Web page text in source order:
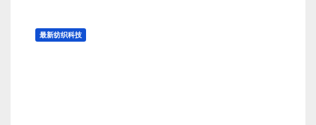
最新纺织科技